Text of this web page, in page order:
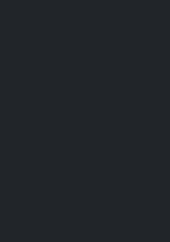
de texto, como
para cambiar la
IP y versión del